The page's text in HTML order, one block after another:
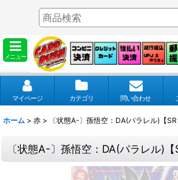
メニュー
マイページ カテゴリ 問い合わせ
ホーム > 赤 > 〔状態A-〕孫悟空：DA(パラレル)【
〔状態A-〕孫悟空：DA(パラレル)